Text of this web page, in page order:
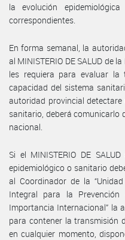
la evolución
correspondientes.
En forma semanal, la
al MINISTERIO DE SALUD de
les requiera para evaluar
capacidad del sistema
autoridad provincial
sanitario, deberá comunicarlo
nacional.
Si el MINISTERIO DE
epidemiológico o sanitario
al Coordinador de la
Integral para la
Importancia Internacional” la
para contener la transmisión
en cualquier momento,